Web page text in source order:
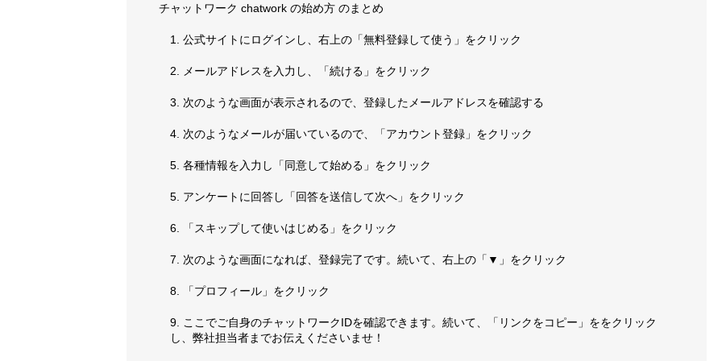
チャットワーク chatwork の始め方 のまとめ
1. 公式サイトにログインし、右上の「無料登録して使う」をクリック
2. メールアドレスを入力し、「続ける」をクリック
3. 次のような画面が表示されるので、登録したメールアドレスを確認する
4. 次のようなメールが届いているので、「アカウント登録」をクリック
5. 各種情報を入力し「同意して始める」をクリック
5. アンケートに回答し「回答を送信して次へ」をクリック
6. 「スキップして使いはじめる」をクリック
7. 次のような画面になれば、登録完了です。続いて、右上の「▼」をクリック
8. 「プロフィール」をクリック
9. ここでご自身のチャットワークIDを確認できます。続いて、「リンクをコピー」ををクリック
し、弊社担当者までお伝えくださいませ！